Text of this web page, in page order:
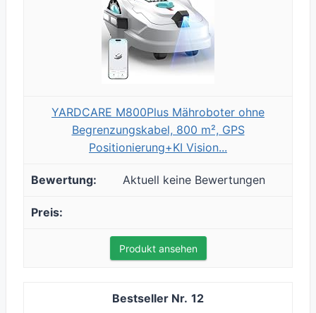
YARDCARE M800Plus Mähroboter ohne
Begrenzungskabel, 800 m², GPS
Positionierung+KI Vision...
Aktuell keine Bewertungen
Produkt ansehen
12